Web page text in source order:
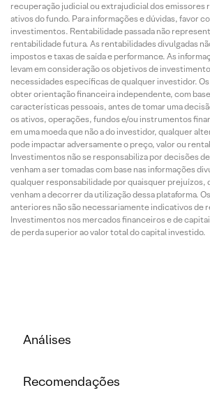
recuperação judicial ou extrajudicial dos emissores
ativos do fundo. Para informações e dúvidas, favor
investimentos. Rentabilidade passada não
rentabilidade futura. As rentabilidades divulgadas
impostos e taxas de saída e performance. As
levam em consideração os objetivos de
necessidades específicas de qualquer investidor.
obter orientação financeira independente, com
características pessoais, antes de tomar uma
os ativos, operações, fundos e/ou instrumentos
em uma moeda que não a do investidor, qualquer
pode impactar adversamente o preço, valor ou
Investimentos não se responsabiliza por decisões
venham a ser tomadas com base nas informações
qualquer responsabilidade por quaisquer
venham a decorrer da utilização dessa plataforma.
anteriores não são necessariamente indicativos de
Investimentos nos mercados financeiros e de
de perda superior ao valor total do capital investido.
Análises
Recomendações